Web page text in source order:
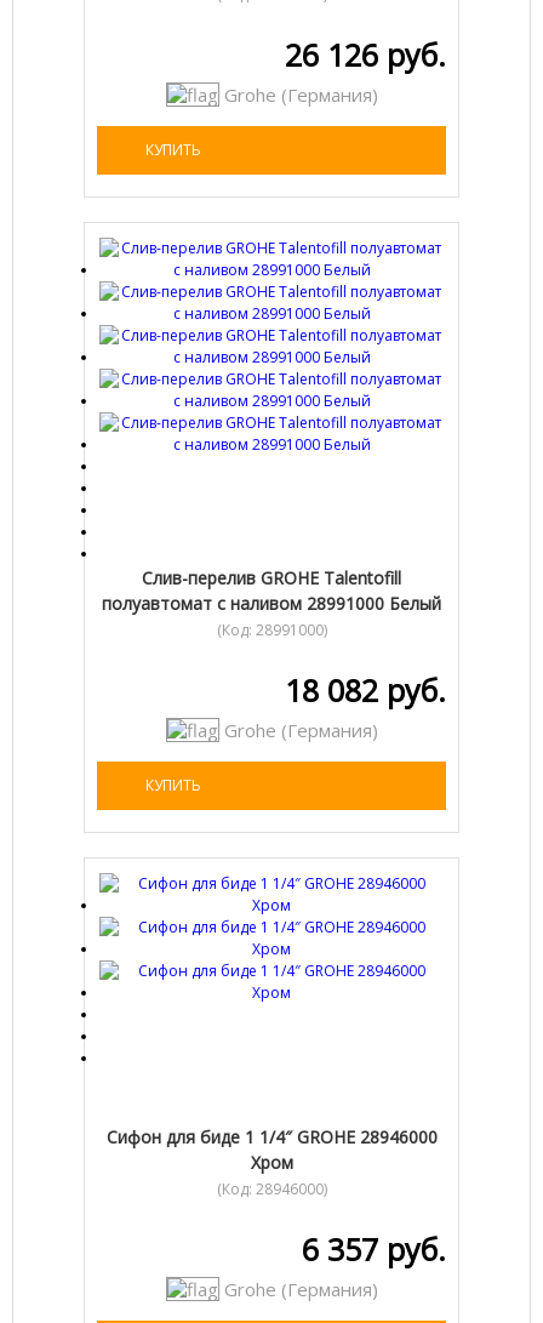
26 126 руб.
Grohe (Германия)
КУПИТЬ
Слив-перелив GROHE Talentofill
полуавтомат с наливом 28991000 Белый
(Код: 28991000)
18 082 руб.
Grohe (Германия)
КУПИТЬ
Сифон для биде 1 1/4″ GROHE 28946000
Хром
(Код: 28946000)
6 357 руб.
Grohe (Германия)